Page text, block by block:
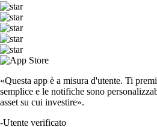
«Questa app è a misura d'utente. Ti
semplice e le notifiche sono
asset su cui investire».
-Utente verificato